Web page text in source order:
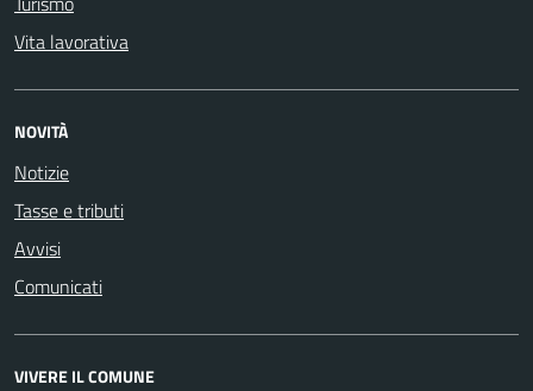
Vita lavorativa
NOVITÀ
Notizie
Tasse e tributi
Avvisi
Comunicati
VIVERE IL COMUNE